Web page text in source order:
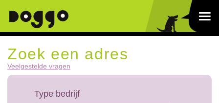
Zoek een adres
Veelgestelde vragen
Type bedrijf